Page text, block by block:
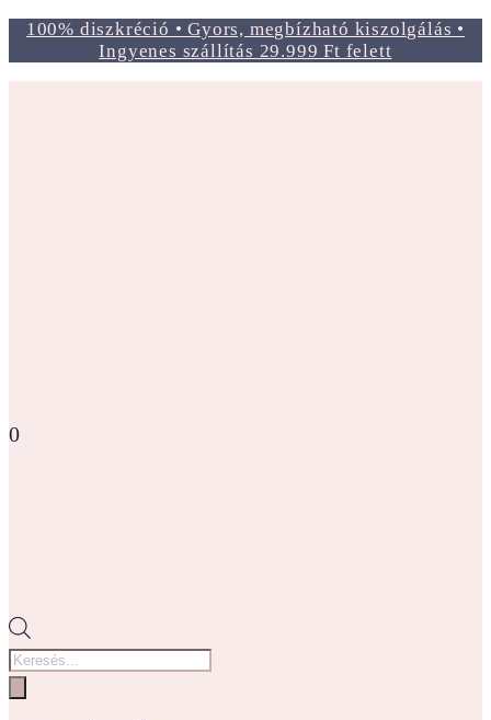
100% diszkréció • Gyors, megbízható kiszolgálás •
Ingyenes szállítás 29.999 Ft felett
0
Products
search